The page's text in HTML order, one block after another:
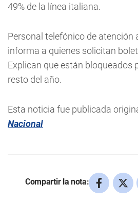
49% de la línea italiana.
Personal telefónico de atención
informa a quienes solicitan
Explican que están bloqueados
resto del año.
Esta noticia fue publicada
Nacional
Compartir la nota: